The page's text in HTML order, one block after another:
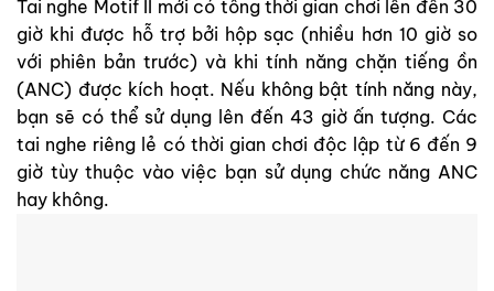
Tai nghe Motif II mới có tổng thời gian chơi lên đến 30
giờ khi được hỗ trợ bởi hộp sạc (nhiều hơn 10 giờ so
với phiên bản trước) và khi tính năng chặn tiếng ồn
(ANC) được kích hoạt. Nếu không bật tính năng này,
bạn sẽ có thể sử dụng lên đến 43 giờ ấn tượng. Các
tai nghe riêng lẻ có thời gian chơi độc lập từ 6 đến 9
giờ tùy thuộc vào việc bạn sử dụng chức năng ANC
hay không.